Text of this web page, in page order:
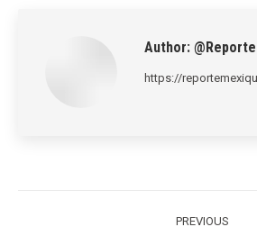
Author:
https://
PREVIOUS